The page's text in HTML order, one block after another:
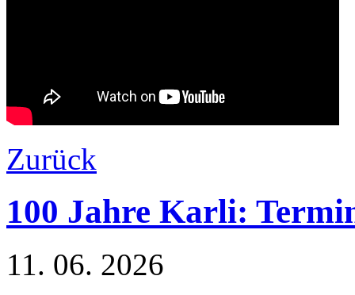
Zurück
100 Jahre Karli:
11. 06. 2026